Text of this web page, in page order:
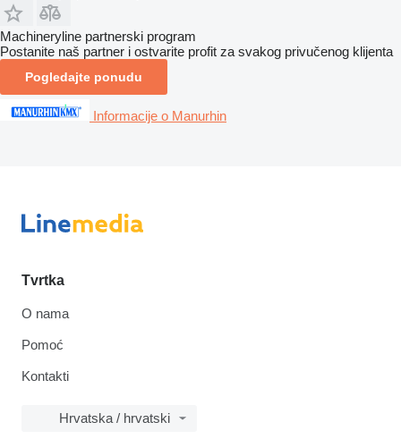
Machineryline partnerski program
Postanite naš partner i ostvarite profit za svakog privučenog klijenta
Pogledajte ponudu
Informacije o Manurhin
Tvrtka
O nama
Pomoć
Kontakti
Hrvatska / hrvatski